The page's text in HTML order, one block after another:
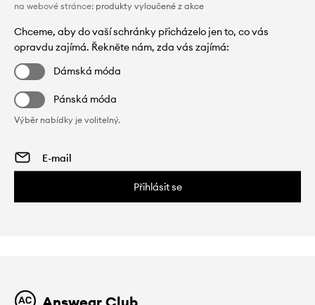
na webové stránce: produkty vyloučené z akce
Chceme, aby do vaší schránky přicházelo jen to, co vás
opravdu zajímá. Řekněte nám, zda vás zajímá:
Dámská móda
Pánská móda
Výběr nabídky je volitelný.
Přihlásit se